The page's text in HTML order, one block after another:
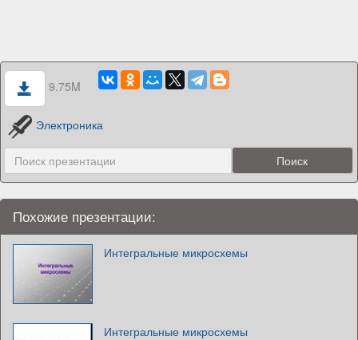
9.75M
Электроника
Похожие презентации:
Интегральные микросхемы
Интегральные микросхемы